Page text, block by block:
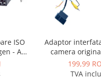
ISO
- AD-
Adaptor
camera
marca VAG
Skoda - AD-
199,99
TVA